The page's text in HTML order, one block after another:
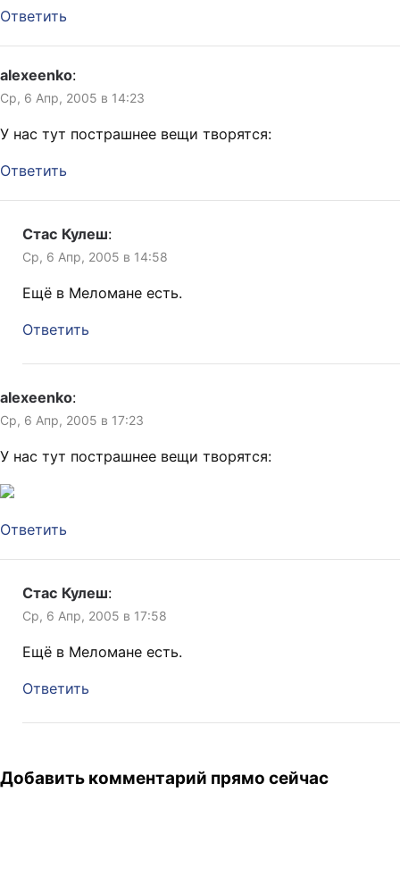
Ответить
alexeenko:
Ср, 6 Апр, 2005 в 14:23
У нас тут пострашнее вещи творятся:
Ответить
Стас Кулеш:
Ср, 6 Апр, 2005 в 14:58
Ещё в Меломане есть.
Ответить
alexeenko:
Ср, 6 Апр, 2005 в 17:23
У нас тут пострашнее вещи творятся:
Ответить
Стас Кулеш:
Ср, 6 Апр, 2005 в 17:58
Ещё в Меломане есть.
Ответить
Добавить комментарий прямо сейчас